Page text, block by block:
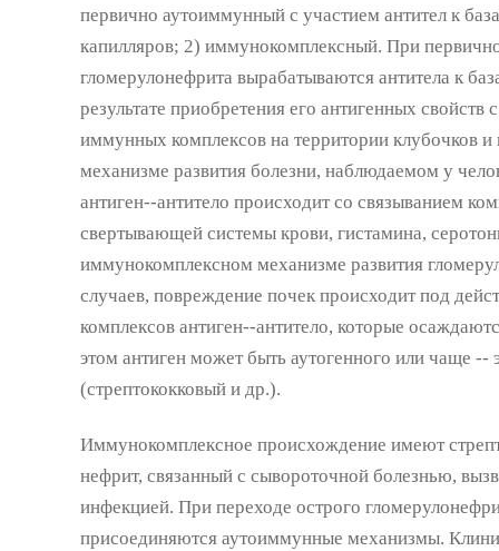
первично аутоиммунный с участием антител к
капилляров; 2) иммунокомплексный. При
гломерулонефрита вырабатываются антитела к
результате приобретения его антигенных
иммунных комплексов на территории клубочков
механизме развития болезни, наблюдаемом у
антиген--антитело происходит со связыванием
свертывающей системы крови, гистамина,
иммунокомплексном механизме развития
случаев, повреждение почек происходит под
комплексов антиген--антитело, которые
этом антиген может быть аутогенного или чаще --
(стрептококковый и др.).
Иммунокомплексное происхождение имеют
нефрит, связанный с сывороточной болезнью,
инфекцией. При переходе острого
присоединяются аутоиммунные механизмы.